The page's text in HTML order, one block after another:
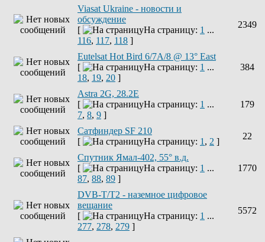
Viasat Ukraine - новости и
обсуждение
[
На страницу: 1 ...
116, 117, 118 ]
2349
Eutelsat Hot Bird 6/7A/8 @ 13° East
[
На страницу: 1 ...
18, 19, 20 ]
384
Astra 2G, 28.2E
[
На страницу: 1 ...
7, 8, 9 ]
179
Сатфиндер SF 210
[
На страницу: 1 , 2 ]
22
Спутник Ямал-402, 55° в.д.
[
На страницу: 1 ...
87, 88, 89 ]
1770
DVB-T/T2 - наземное цифровое
вещание
[
На страницу: 1 ...
277, 278, 279 ]
5572